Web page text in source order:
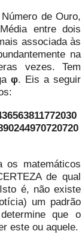
de Ouro,
entre dois
associada às
na
vezes. Tem
φ. Eis a seguir
os matemáticos
de qual
é, não existe
um padrão
que o
este ou aquele.